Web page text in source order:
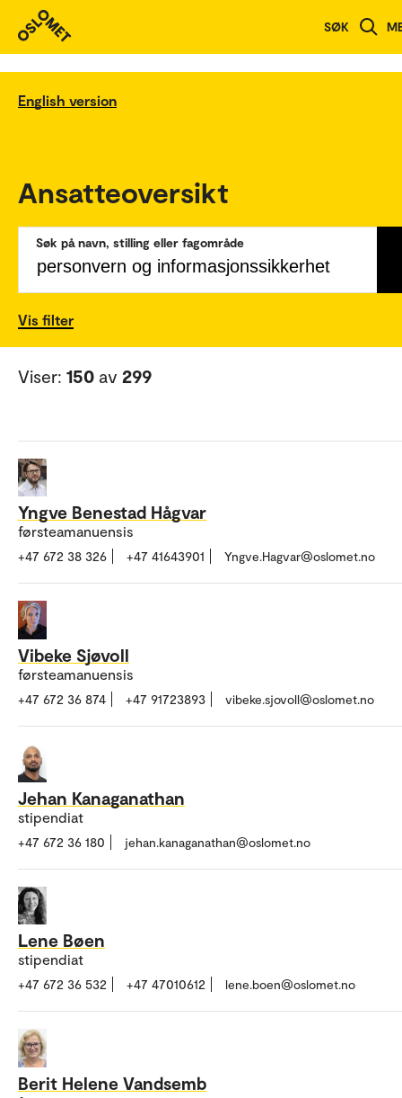
SØK
English version
Ansatteoversikt
Søk på navn, stilling eller fagområde
Vis filter
Viser: 150 av 299
Yngve Benestad Hågvar
førsteamanuensis
+47 672 38 326 +47 41643901 Yngve.Hagvar@oslomet.no
Vibeke Sjøvoll
førsteamanuensis
+47 672 36 874 +47 91723893 vibeke.sjovoll@oslomet.no
Jehan Kanaganathan
stipendiat
+47 672 36 180 jehan.kanaganathan@oslomet.no
Lene Bøen
stipendiat
+47 672 36 532 +47 47010612 lene.boen@oslomet.no
Berit Helene Vandsemb